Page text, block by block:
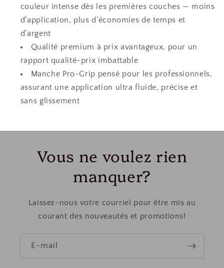
couleur intense dès les premières couches — moins
d’application, plus d’économies de temps et
d’argent
Qualité premium à prix avantageux, pour un
rapport qualité-prix imbattable
Manche Pro-Grip pensé pour les professionnels,
assurant une application ultra fluide, précise et
sans glissement
Vous ne voulez rien
manquer?
Laissez-nous votre courriel pour être mis au
courant des nouveautés et promotions!
E-mail